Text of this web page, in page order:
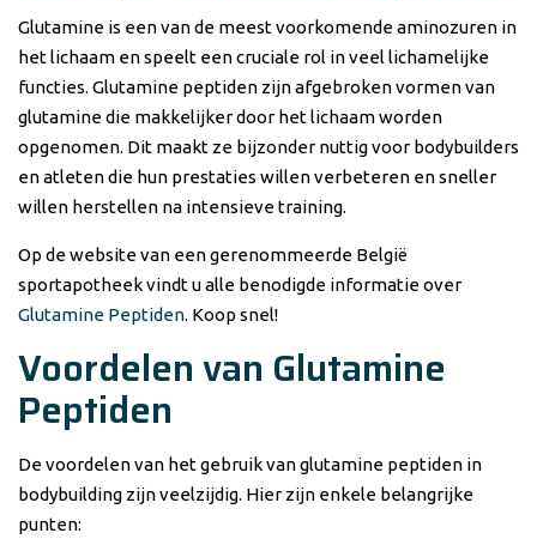
Glutamine is een van de meest voorkomende aminozuren in
het lichaam en speelt een cruciale rol in veel lichamelijke
functies. Glutamine peptiden zijn afgebroken vormen van
glutamine die makkelijker door het lichaam worden
opgenomen. Dit maakt ze bijzonder nuttig voor bodybuilders
en atleten die hun prestaties willen verbeteren en sneller
willen herstellen na intensieve training.
Op de website van een gerenommeerde België
sportapotheek vindt u alle benodigde informatie over
Glutamine Peptiden. Koop snel!
Voordelen van Glutamine
Peptiden
De voordelen van het gebruik van glutamine peptiden in
bodybuilding zijn veelzijdig. Hier zijn enkele belangrijke
punten: